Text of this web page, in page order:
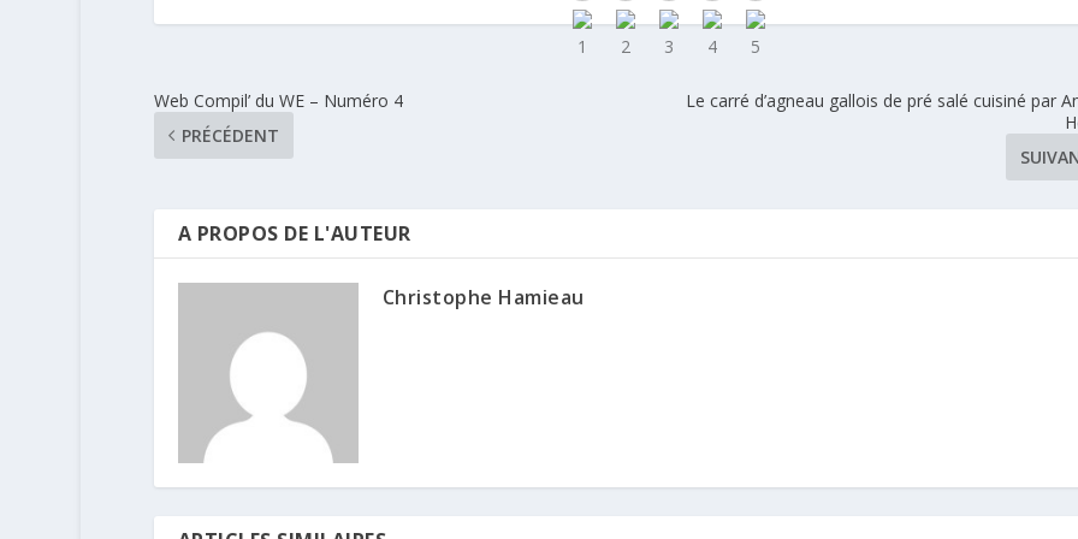
Web Compil’ du WE – Numéro 4
PRÉCÉDENT
Le carré d’agneau gallois de pré salé cuisiné par
A PROPOS DE L'AUTEUR
Christophe Hamieau